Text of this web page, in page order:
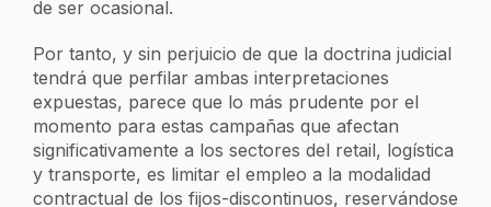
de ser ocasional.
Por tanto, y sin perjuicio de que la doctrina judicial
tendrá que perfilar ambas interpretaciones
expuestas, parece que lo más prudente por el
momento para estas campañas que afectan
significativamente a los sectores del retail, logística
y transporte, es limitar el empleo a la modalidad
contractual de los fijos-discontinuos, reservándose